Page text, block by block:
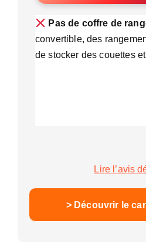
Pas de coffre de
convertible, des
de stocker des couettes
Lire l’avis
> Découvrir le